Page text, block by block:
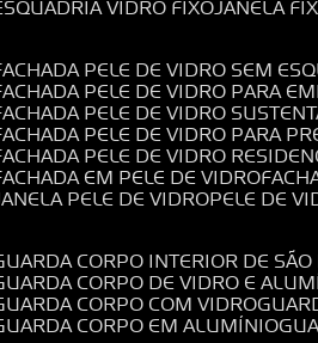
ESQUADRIA VIDRO FIXO JANELA
FACHADA PELE DE VIDRO SEM
FACHADA PELE DE VIDRO PARA
FACHADA PELE DE VIDRO
FACHADA PELE DE VIDRO PARA
FACHADA PELE DE VIDRO
FACHADA EM PELE DE VIDRO
JANELA PELE DE VIDRO PELE DE
GUARDA CORPO INTERIOR DE
GUARDA CORPO DE VIDRO E
GUARDA CORPO COM VIDRO
GUARDA CORPO EM ALUMÍNIO